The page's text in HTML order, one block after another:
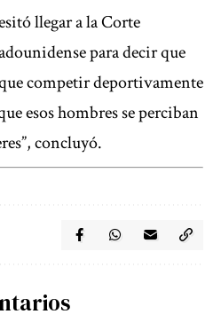
llegar a la Corte
para decir que
competir deportivamente
esos hombres se perciban
concluyó.